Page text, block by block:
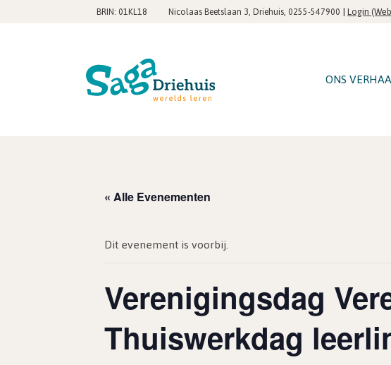
BRIN: 01KL18 Nicolaas Beetslaan 3, Driehuis, 0255-547900 |Login
ONS
« Alle Evenementen
Dit evenement is voorbij.
Verenigingsdag
Thuiswerkdag